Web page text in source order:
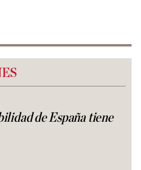
de España tiene